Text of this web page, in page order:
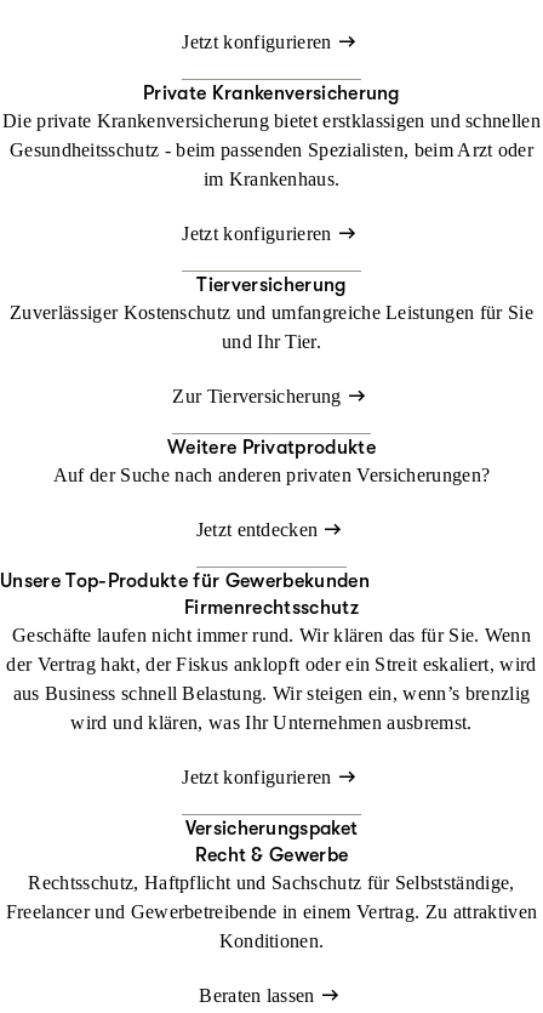
Jetzt konfigurieren
Private Krankenversicherung
Die private Krankenversicherung bietet erstklassigen und schnellen
Gesundheitsschutz - beim passenden Spezialisten, beim Arzt oder
im Krankenhaus.
Jetzt konfigurieren
Tierversicherung
Zuverlässiger Kostenschutz und umfangreiche Leistungen für Sie
und Ihr Tier.
Zur Tierversicherung
Weitere Privatprodukte
Auf der Suche nach anderen privaten Versicherungen?
Jetzt entdecken
Unsere Top-Produkte für Gewerbekunden
Firmenrechtsschutz
Geschäfte laufen nicht immer rund. Wir klären das für Sie. Wenn
der Vertrag hakt, der Fiskus anklopft oder ein Streit eskaliert, wird
aus Business schnell Belastung. Wir steigen ein, wenn’s brenzlig
wird und klären, was Ihr Unternehmen ausbremst.
Jetzt konfigurieren
Versicherungspaket
Recht & Gewerbe
Rechtsschutz, Haftpflicht und Sachschutz für Selbstständige,
Freelancer und Gewerbetreibende in einem Vertrag. Zu attraktiven
Konditionen.
Beraten lassen